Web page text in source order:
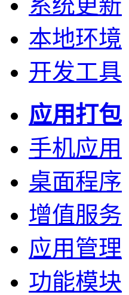
本地环境
开发工具
应用打包
手机应用
桌面程序
增值服务
应用管理
功能模块